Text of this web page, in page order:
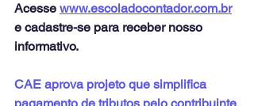
Acesse www.escoladocontador.com.br
e cadastre-se para receber nosso
informativo.
CAE aprova projeto que simplifica